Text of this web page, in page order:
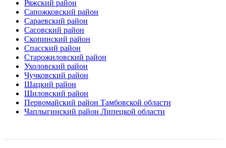
Ряжский район
Сапожковский район
Сараевский район
Сасовский район
Скопинский район
Спасский район
Старожиловский район
Ухоловский район
Чучковский район
Шацкий район
Шиловский район
Первомайский район Тамбовской области
Чаплыгинский район Липецкой области